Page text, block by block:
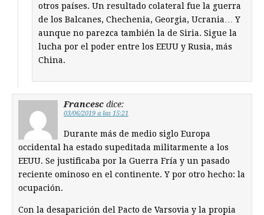
otros países. Un resultado colateral fue la guerra
de los Balcanes, Chechenia, Georgia, Ucrania… Y
aunque no parezca también la de Siria. Sigue la
lucha por el poder entre los EEUU y Rusia, más
China.
Francesc dice:
03/06/2019 a las 15:21
Durante más de medio siglo Europa
occidental ha estado supeditada militarmente a los
EEUU. Se justificaba por la Guerra Fría y un pasado
reciente ominoso en el continente. Y por otro hecho: la
ocupación.
Con la desaparición del Pacto de Varsovia y la propia